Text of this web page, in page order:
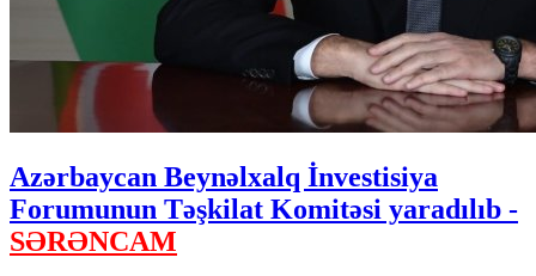
Azərbaycan Beynəlxalq İnvestisiya
Forumunun Təşkilat Komitəsi yaradılıb -
SƏRƏNCAM